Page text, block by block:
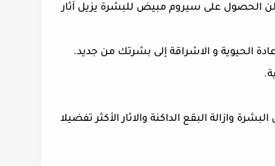
الحصول على سيروم مبيض للبشرة يزيل آثار
الحيوية و الاشراقة إلى بشرتك من جديد.
وازالة البقع الداكنة والاثار الأكثر تفضيلا